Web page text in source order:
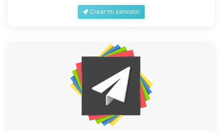
Crear mi servidor